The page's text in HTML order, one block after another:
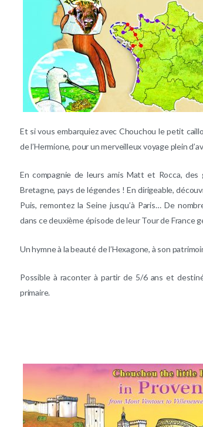
Et si vous embarquiez avec Chouchou le petit
de l’Hermione, pour un merveilleux voyage plein
En compagnie de leurs amis Matt et Rocca, des
Bretagne, pays de légendes ! En dirigeable,
Puis, remontez la Seine jusqu’à Paris… De
dans ce deuxième épisode de leur Tour de France
Un hymne à la beauté de l’Hexagone, à son
Possible à raconter à partir de 5/6 ans et
primaire.